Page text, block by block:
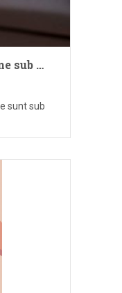
sub …
sunt sub